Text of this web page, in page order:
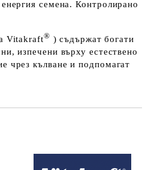
семена. Контролирано
Vitakraft® ) съдържат богати
изпечени върху естествено
чрез кълване и подпомагат